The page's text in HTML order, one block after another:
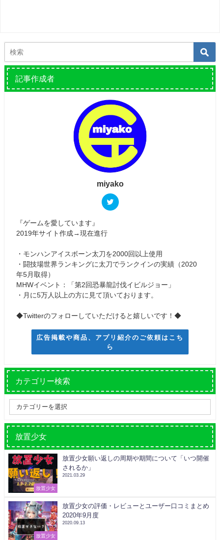
記事作成者
miyako
『ゲームを愛しています』
2019年サイト作成→現在進行
・モンハンアイスボーン太刀を2000回以上使用
・闘技場世界ランキングに太刀でランクインの実績（2020
年5月取得）
MHWイベント：「第2回恐暴龍討伐イビルジョー」
・月に5万人以上の方に見て頂いております。
◆Twitterのフォローしていただけると嬉しいです！◆
広告掲載や商品、アプリ紹介のご依頼はこち
ら
カテゴリー検索
放置少女
放置少女
放置少女願い返しの周期や期間について「いつ開催
されるか」
2021.03.29
放置少女
放置少女の評価・レビューとユーザー口コミまとめ
2020年9月度
2020.09.13